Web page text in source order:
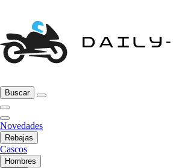
Buscar
Novedades
Rebajas
Cascos
Hombres